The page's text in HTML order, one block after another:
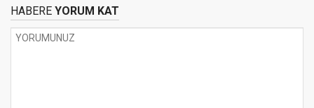
HABERE YORUM KAT